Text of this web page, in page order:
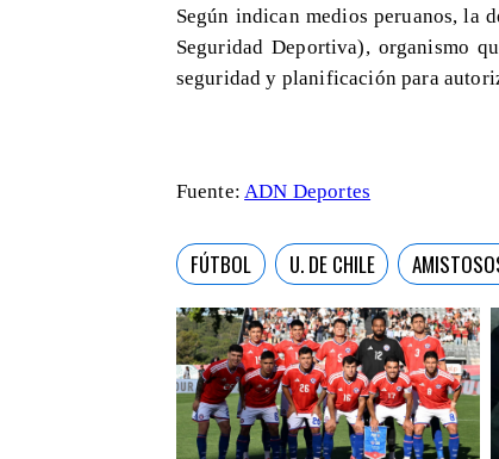
Según indican medios peruanos, la
Seguridad Deportiva), organismo
seguridad y planificación para
Fuente:ADN Deportes
FÚTBOL U. DE CHILE